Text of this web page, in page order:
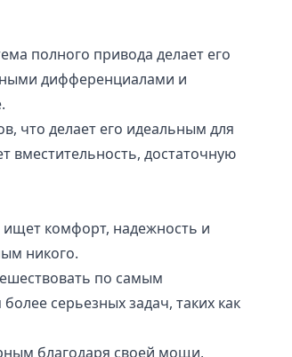
полного привода делает его
дифференциалами и
что делает его идеальным для
вместительность, достаточную
ищет комфорт, надежность и
никого.
по самым
серьезных задач, таких как
благодаря своей мощи,